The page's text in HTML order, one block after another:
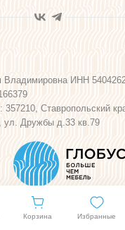
ИНН
Ставропольский
Дружбы д.33 кв.79
Корзина Избранные